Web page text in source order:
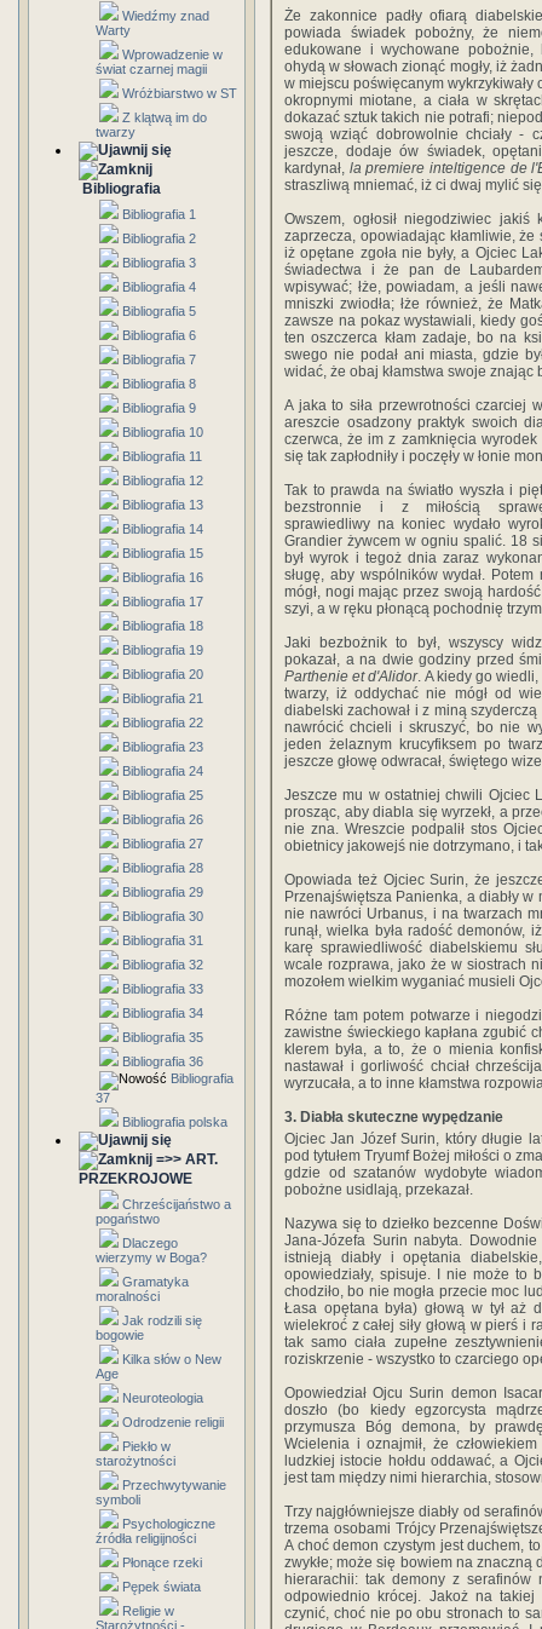
Wiedźmy znad
Warty
Wprowadzenie w
świat czarnej magii
Wróżbiarstwo w ST
Z klątwą im do
twarzy
Bibliografia
Bibliografia 1
Bibliografia 2
Bibliografia 3
Bibliografia 4
Bibliografia 5
Bibliografia 6
Bibliografia 7
Bibliografia 8
Bibliografia 9
Bibliografia 10
Bibliografia 11
Bibliografia 12
Bibliografia 13
Bibliografia 14
Bibliografia 15
Bibliografia 16
Bibliografia 17
Bibliografia 18
Bibliografia 19
Bibliografia 20
Bibliografia 21
Bibliografia 22
Bibliografia 23
Bibliografia 24
Bibliografia 25
Bibliografia 26
Bibliografia 27
Bibliografia 28
Bibliografia 29
Bibliografia 30
Bibliografia 31
Bibliografia 32
Bibliografia 33
Bibliografia 34
Bibliografia 35
Bibliografia 36
Bibliografia
37
Bibliografia polska
=>> ART.
PRZEKROJOWE
Chrześcijaństwo a
pogaństwo
Dlaczego
wierzymy w Boga?
Gramatyka
moralności
Jak rodzili się
bogowie
Kilka słów o New
Age
Neuroteologia
Odrodzenie religii
Piekło w
starożytności
Przechwytywanie
symboli
Psychologiczne
źródła religijności
Płonące rzeki
Pępek świata
Religie w
Starożytności -
Że zakonnice padły ofiarą
powiada świadek pobożny, że
edukowane i wychowane
ohydą w słowach zionąć mogły, iż
w miejscu poświęcanym
okropnymi miotane, a ciała w
dokazać sztuk takich nie potrafi;
swoją wziąć dobrowolnie chciały -
jeszcze, dodaje ów świadek,
kardynał, la premiere inteltigence de
straszliwą mniemać, iż ci dwaj mylić
Owszem, ogłosił niegodziwiec
zaprzecza, opowiadając kłamliwie,
iż opętane zgoła nie były, a Ojciec
świadectwa i że pan de
wpisywać; łże, powiadam, a jeśli
mniszki zwiodła; łże również, że
zawsze na pokaz wystawiali, kiedy
ten oszczerca kłam zadaje, bo na
swego nie podał ani miasta, gdzie
widać, że obaj kłamstwa swoje
A jaka to siła przewrotności czarciej
areszcie osadzony praktyk swoich
czerwca, że im z zamknięcia wyrodek
się tak zapłodniły i poczęły w łonie
Tak to prawda na światło wyszła i
bezstronnie i z miłością
sprawiedliwy na koniec wydało
Grandier żywcem w ogniu spalić. 18
był wyrok i tegoż dnia zaraz
sługę, aby wspólników wydał.
mógł, nogi mając przez swoją
szyi, a w ręku płonącą pochodnię
Jaki bezbożnik to był, wszyscy
pokazał, a na dwie godziny przed
Parthenie et d'Alidor. A kiedy go
twarzy, iż oddychać nie mógł od
diabelski zachował i z miną
nawrócić chcieli i skruszyć, bo nie
jeden żelaznym krucyfiksem po
jeszcze głowę odwracał, świętego
Jeszcze mu w ostatniej chwili Ojciec
prosząc, aby diabla się wyrzekł, a
nie zna. Wreszcie podpalił stos
obietnicy jakowejś nie dotrzymano, i
Opowiada też Ojciec Surin, że
Przenajświętsza Panienka, a diabły
nie nawróci Urbanus, i na twarzach
runął, wielka była radość demonów,
karę sprawiedliwość diabelskiemu
wcale rozprawa, jako że w siostrach
mozołem wielkim wyganiać musieli
Różne tam potem potwarze i
zawistne świeckiego kapłana zgubić
klerem była, a to, że o mienia
nastawał i gorliwość chciał
wyrzucała, a to inne kłamstwa
3. Diabła skuteczne wypędzanie
Ojciec Jan Józef Surin, który długie
pod tytułem Tryumf Bożej miłości o
gdzie od szatanów wydo­byte
pobożne usidlają, przekazał.
Nazywa się to dziełko bezcenne
Jana-Józefa Surin nabyta.
istnieją diabły i opętania
opowiedziały, spisuje. I nie może to
chodziło, bo nie mogła przecie moc
Łasa opętana była) głową w tył aż
wielekroć z całej siły głową w pierś i
tak samo ciała zupełne
roziskrzenie - wszystko to czarciego
Opowiedział Ojcu Surin demon
doszło (bo kiedy egzor­cysta
przymusza Bóg demona, by
Wcielenia i oznajmił, że
ludzkiej istocie hołdu oddawać, a
jest tam między nimi hierarchia,
Trzy najgłówniejsze diabły od
trzema osobami Trójcy
A choć demon czystym jest duchem,
zwykłe; może się bowiem na znaczną
hierarachii: tak demony z
odpowiednio krócej. Jakoż na
czynić, choć nie po obu stronach to